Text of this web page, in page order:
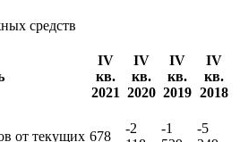
средств
IV
кв.
2021
IV
кв.
2020
IV
кв.
2019
IV
кв.
2018
от текущих 678
-2
-1
-5